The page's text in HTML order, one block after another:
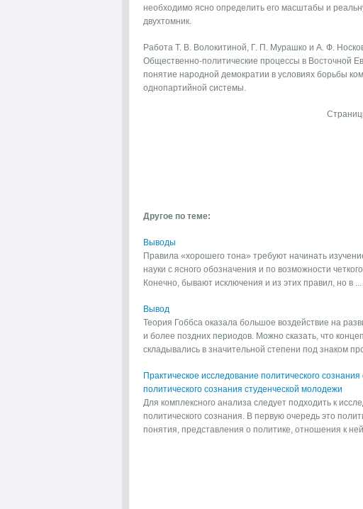
необходимо ясно определить его масштабы и
двухтомник.
Работа Т. В. Волокитиной, Г. П. Мурашко и А. Ф.
Общественно-политические процессы в Восточной
понятие народной демократии в условиях борьбы
однопартийной системы.
Другое по теме:
Выводы
Правила «хорошего тона» требуют начинать
науки с ясного обозначения и по возможности
Конечно, бывают исключения и из этих правил, но в ...
Вывод
Теория Гоббса оказала большое воздействие на
и более поздних периодов. Можно сказать, что
складывались в значительной степени под знаком
Практическое исследование политического
политического сознания студенческой молодежи
Для комплексного анализа следует подходить к
политического сознания. В первую очередь это
понятия, представления о политике, отношения к